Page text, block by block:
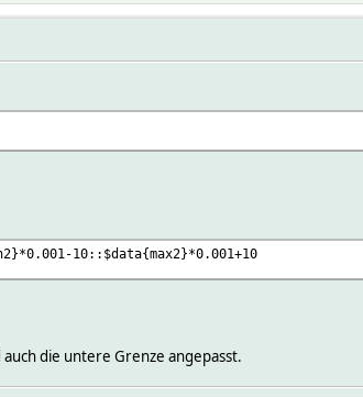
10::$data{max2}*0.001+10
die untere Grenze angepasst.